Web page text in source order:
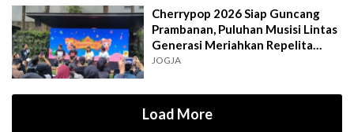
Cherrypop 2026 Siap Guncang
Prambanan, Puluhan Musisi Lintas
Generasi Meriahkan Repelita
Musik
JOGJA
Load More